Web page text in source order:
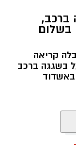
רכב אירעה
נפגעים במצב
של איחוד
ברכב,
בשלום
21:49, התקבלה קריאה
בשגגה ברכב
באשדוד